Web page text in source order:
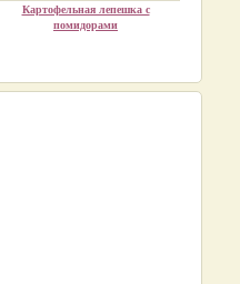
Картофельная лепешка с
помидорами